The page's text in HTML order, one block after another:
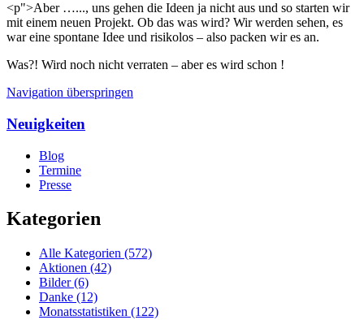
<p">Aber …..., uns gehen die Ideen ja nicht aus und so starten wir
mit einem neuen Projekt. Ob das was wird? Wir werden sehen, es
war eine spontane Idee und risikolos – also packen wir es an.
Was?! Wird noch nicht verraten – aber es wird schon !
Navigation überspringen
Neuigkeiten
Blog
Termine
Presse
Kategorien
Alle Kategorien (572)
Aktionen (42)
Bilder (6)
Danke (12)
Monatsstatistiken (122)